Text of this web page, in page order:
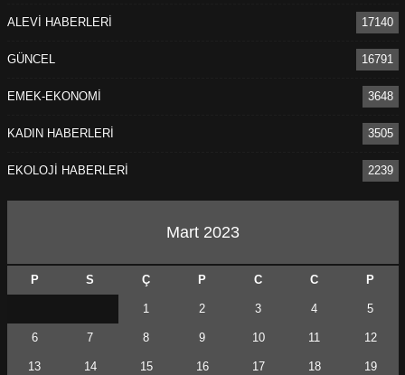
ALEVİ HABERLERİ 17140
GÜNCEL 16791
EMEK-EKONOMİ 3648
KADIN HABERLERİ 3505
EKOLOJİ HABERLERİ 2239
Mart 2023
P S Ç P C C P
1 2 3 4 5
6 7 8 9 10 11 12
13 14 15 16 17 18 19